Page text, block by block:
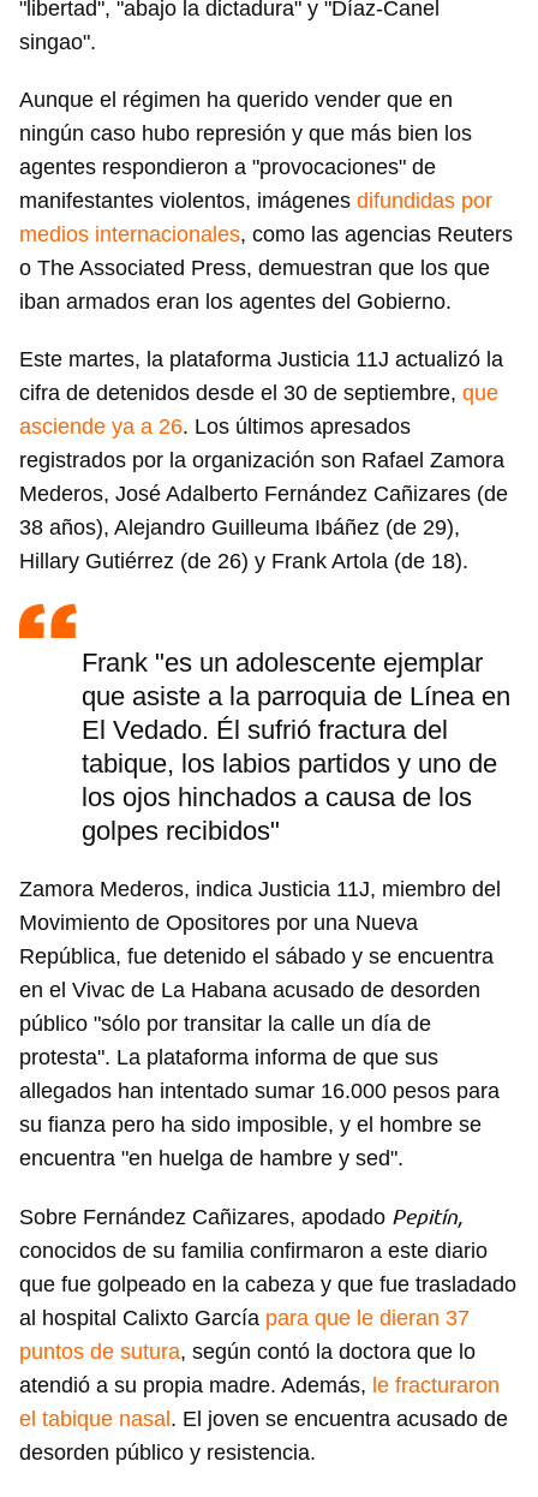
"libertad", "abajo la dictadura" y "Díaz-Canel
singao".
Aunque el régimen ha querido vender que en
ningún caso hubo represión y que más bien los
agentes respondieron a "provocaciones" de
manifestantes violentos, imágenes difundidas por
medios internacionales, como las agencias Reuters
o The Associated Press, demuestran que los que
iban armados eran los agentes del Gobierno.
Este martes, la plataforma Justicia 11J actualizó la
cifra de detenidos desde el 30 de septiembre, que
asciende ya a 26. Los últimos apresados
registrados por la organización son Rafael Zamora
Mederos, José Adalberto Fernández Cañizares (de
38 años), Alejandro Guilleuma Ibáñez (de 29),
Hillary Gutiérrez (de 26) y Frank Artola (de 18).
Frank "es un adolescente ejemplar
que asiste a la parroquia de Línea en
El Vedado. Él sufrió fractura del
tabique, los labios partidos y uno de
los ojos hinchados a causa de los
golpes recibidos"
Zamora Mederos, indica Justicia 11J, miembro del
Movimiento de Opositores por una Nueva
República, fue detenido el sábado y se encuentra
en el Vivac de La Habana acusado de desorden
público "sólo por transitar la calle un día de
protesta". La plataforma informa de que sus
allegados han intentado sumar 16.000 pesos para
su fianza pero ha sido imposible, y el hombre se
encuentra "en huelga de hambre y sed".
Sobre Fernández Cañizares, apodado Pepitín,
conocidos de su familia confirmaron a este diario
que fue golpeado en la cabeza y que fue trasladado
al hospital Calixto García para que le dieran 37
puntos de sutura, según contó la doctora que lo
atendió a su propia madre. Además, le fracturaron
el tabique nasal . El joven se encuentra acusado de
desorden público y resistencia.